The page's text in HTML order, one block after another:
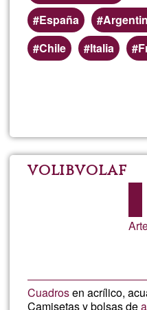
España
Chile
Italia
volibvolaf
Cuadrosen acrílico,
Camisetas y bolsas de